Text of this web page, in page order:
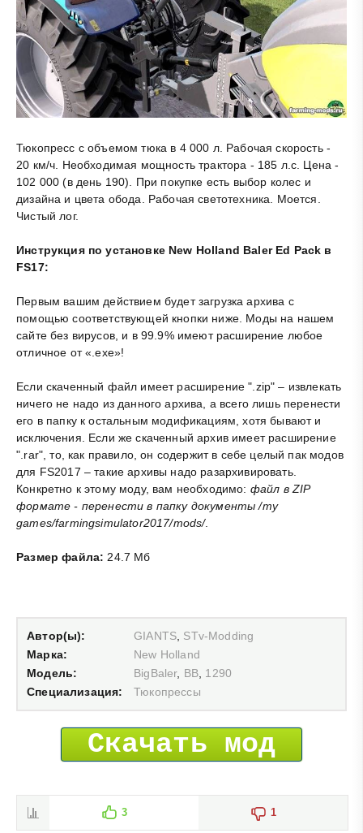
Тюкопресс с объемом тюка в 4 000 л. Рабочая скорость -
20 км/ч. Необходимая мощность трактора - 185 л.с. Цена -
102 000 (в день 190). При покупке есть выбор колес и
дизайна и цвета обода. Рабочая светотехника. Моется.
Чистый лог.
Инструкция по установке New Holland Baler Ed Pack в
FS17:
Первым вашим действием будет загрузка архива с
помощью соответствующей кнопки ниже. Моды на нашем
сайте без вирусов, и в 99.9% имеют расширение любое
отличное от «.exe»!
Если скаченный файл имеет расширение ".zip" – извлекать
ничего не надо из данного архива, а всего лишь перенести
его в папку к остальным модификациям, хотя бывают и
исключения. Если же скаченный архив имеет расширение
".rar", то, как правило, он содержит в себе целый пак модов
для FS2017 – такие архивы надо разархивировать.
Конкретно к этому моду, вам необходимо: файл в ZIP
формате - перенести в папку документы /my
games/farmingsimulator2017/mods/.
Размер файла: 24.7 Мб
Автор(ы): GIANTS STv-Modding
Марка:
New Holland
Модель:
BigBaler, BB 1290
Специализация:
Тюкопрессы
Скачать мод
3 1